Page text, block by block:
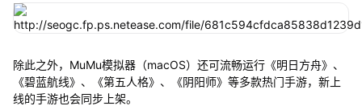
除此之外，MuMu模拟器（macOS）还可流畅运行《明日方舟》、
《碧蓝航线》、《第五人格》、《阴阳师》等多款热门手游，新上
线的手游也会同步上架。